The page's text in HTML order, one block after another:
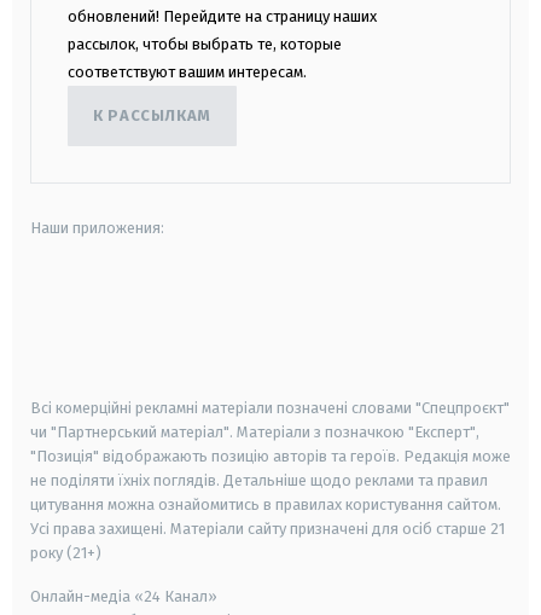
обновлений! Перейдите на страницу наших
рассылок, чтобы выбрать те, которые
соответствуют вашим интересам.
К РАССЫЛКАМ
Наши приложения:
Всі комерційні рекламні матеріали позначені словами "Спецпроєкт"
чи "Партнерський матеріал". Матеріали з позначкою "Експерт",
"Позиція" відображають позицію авторів та героїв. Редакція може
не поділяти їхніх поглядів. Детальніше щодо реклами та правил
цитування можна ознайомитись в правилах користування сайтом.
Усі права захищені. Матеріали сайту призначені для осіб старше 21
року (21+)
Онлайн-медіа «24 Канал»